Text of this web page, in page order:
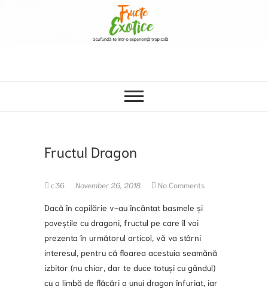
Fructul Dragon
c36 November 26, 2018 No Comments
Dacă în copilărie v-au încântat basmele și
poveștile cu dragoni, fructul pe care îl voi
prezenta în următorul articol, vă va stârni
interesul, pentru că floarea acestuia seamănă
izbitor (nu chiar, dar te duce totuși cu gândul)
cu o limbă de flăcări a unui dragon înfuriat, iar